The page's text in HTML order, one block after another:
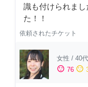
識も付けられま
た！！
依頼されたチケット
女性 / 40代
sentiment_satisfied 76 sentiment_neutral